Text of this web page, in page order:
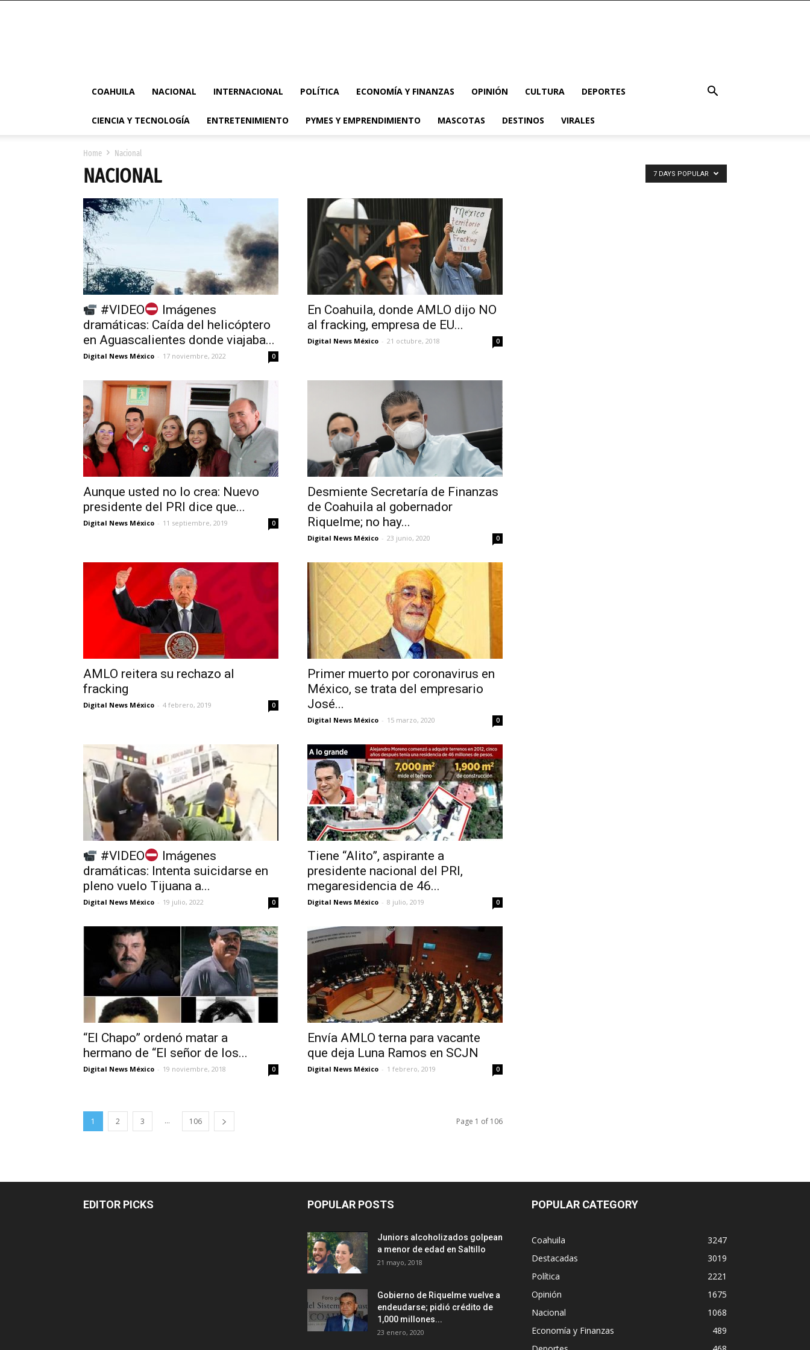
COAHUILA NACIONAL INTERNACIONAL POLÍTICA ECONOMÍA Y FINANZAS OPINIÓN CULTURA DEPORTES
CIENCIA Y TECNOLOGÍA ENTRETENIMIENTO PYMES Y EMPRENDIMIENTO MASCOTAS DESTINOS VIRALES
Home Nacional
NACIONAL 7 DAYS POPULAR
#VIDEO
Imágenes
dramáticas: Caída del helicóptero
en Aguascalientes donde viajaba...
Digital News México - 17 noviembre, 2022 0
En Coahuila, donde AMLO dijo NO
al fracking, empresa de EU...
Digital News México - 21 octubre, 2018 0
Aunque usted no lo crea: Nuevo
presidente del PRI dice que...
Digital News México - 11 septiembre, 2019 0
Desmiente Secretaría de Finanzas
de Coahuila al gobernador
Riquelme; no hay...
Digital News México - 23 junio, 2020 0
AMLO reitera su rechazo al
fracking
Digital News México - 4 febrero, 2019 0
Primer muerto por coronavirus en
México, se trata del empresario
José...
Digital News México - 15 marzo, 2020 0
#VIDEO
Imágenes
dramáticas: Intenta suicidarse en
pleno vuelo Tijuana a...
Digital News México - 19 julio, 2022 0
Tiene “Alito”, aspirante a
presidente nacional del PRI,
megaresidencia de 46...
Digital News México - 8 julio, 2019 0
“El Chapo” ordenó matar a
hermano de “El señor de los...
Digital News México - 19 noviembre, 2018 0
Envía AMLO terna para vacante
que deja Luna Ramos en SCJN
Digital News México - 1 febrero, 2019 0
1 2 3 ... 106 Page 1 of 106
EDITOR PICKS POPULAR POSTS
Juniors alcoholizados golpean
a menor de edad en Saltillo
21 mayo, 2018
Gobierno de Riquelme vuelve a
endeudarse; pidió crédito de
1,000 millones...
23 enero, 2020
POPULAR CATEGORY
Coahuila
3247
Destacadas
3019
Política
2221
Opinión
1675
Nacional
1068
Economía y Finanzas
489